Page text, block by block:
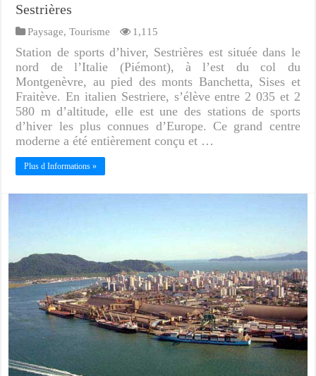
Sestrières
Paysage,Tourisme 1,115
Station de sports d’hiver, Sestrières est située dans le
nord de l’Italie (Piémont), à l’est du col du
Montgenèvre, au pied des monts Banchetta, Sises et
Fraitève. En italien Sestriere, s’élève entre 2 035 et 2
580 m d’altitude, elle est une des stations de sports
d’hiver les plus connues d’Europe. Ce grand centre
moderne a été entièrement conçu et …
Plus d Informations »